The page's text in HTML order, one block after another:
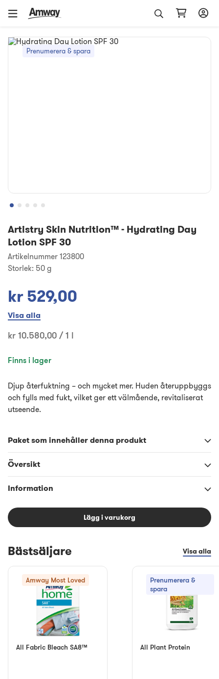
Prenumerera & spara
Artistry Skin Nutrition™- Hydrating Day
Lotion SPF 30
Artikelnummer 123800
Storlek: 50 g
kr 529,00
Visa alla
kr 10.580,00 / 1 l
Finns i lager
Djup återfuktning – och mycket mer. Huden återuppbyggs
och fylls med fukt, vilket ger ett välmående, revitaliserat
utseende.
Paket som innehåller denna produkt
Översikt
Information
Lägg i varukorg
Bästsäljare Visa alla
Amway Most Loved
All Fabric Bleach SA8™
Prenumerera &
spara
All Plant Protein